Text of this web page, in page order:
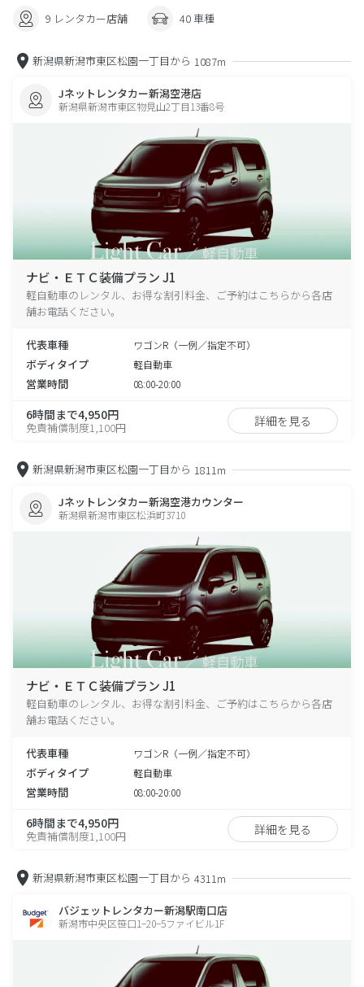
9 レンタカー店舗 40 車種
新潟県新潟市東区松園一丁目から 1087m
Jネットレンタカー新潟空港店
新潟県新潟市東区物見山2丁目13番8号
ナビ・ＥＴＣ装備プラン J1
軽自動車のレンタル、お得な割引料金、ご予約はこちらから各店
舗お電話ください。
代表車種 ワゴンR（一例／指定不可）
ボディタイプ 軽自動車
営業時間 08:00-20:00
6時間まで4,950円
免責補償制度1,100円 詳細を見る
新潟県新潟市東区松園一丁目から 1811m
Jネットレンタカー新潟空港カウンター
新潟県新潟市東区松浜町3710
ナビ・ＥＴＣ装備プラン J1
軽自動車のレンタル、お得な割引料金、ご予約はこちらから各店
舗お電話ください。
代表車種 ワゴンR（一例／指定不可）
ボディタイプ 軽自動車
営業時間 08:00-20:00
6時間まで4,950円
免責補償制度1,100円 詳細を見る
新潟県新潟市東区松園一丁目から 4311m
バジェットレンタカー新潟駅南口店
新潟市中央区笹口1−20−5ファイビル1F